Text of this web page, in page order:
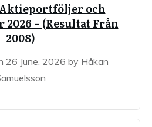
och
– (Resultat Från
2008)
26 June, 2026 by Håkan